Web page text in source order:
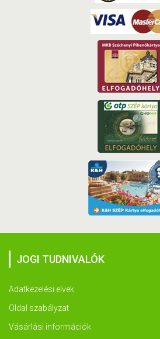
JOGI TUDNIVALÓK
Adatkezelési elvek
Oldal szabályzat
Vásárlási információk